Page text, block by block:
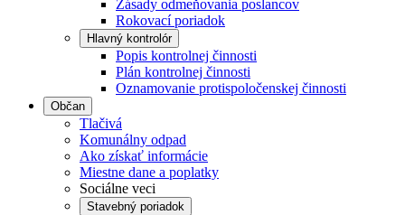
Zásady odmeňovania poslancov
Rokovací poriadok
Hlavný kontrolór
Popis kontrolnej činnosti
Plán kontrolnej činnosti
Oznamovanie protispoločenskej činnosti
Občan
Tlačivá
Komunálny odpad
Ako získať informácie
Miestne dane a poplatky
Sociálne veci
Stavebný poriadok